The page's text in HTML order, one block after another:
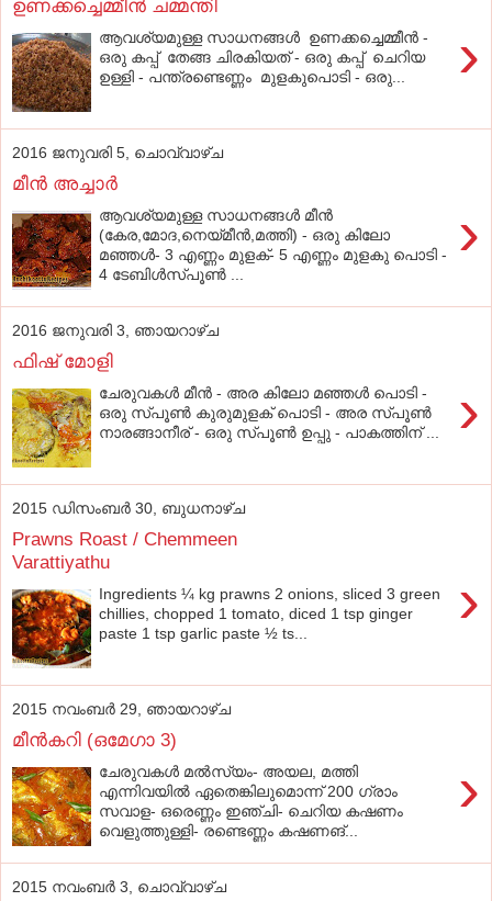
ഉണക്കച്ചെമ്മീന്‍ ചമ്മന്തി
›
ആവശ്യമുള്ള സാധനങ്ങള്‍ ഉണക്കച്ചെമ്മീന്‍ -
ഒരു കപ്പ്‌ തേങ്ങ ചിരകിയത്‌ - ഒരു കപ്പ്‌ ചെറിയ
ഉള്ളി - പന്ത്രണ്ടെണ്ണം മുളകുപൊടി - ഒരു...
2016 ജനുവരി 5, ചൊവ്വാഴ്ച
മീന്‍ അച്ചാര്‍
›
ആവശ്യമുള്ള സാധനങ്ങള്‍ മീന്‍
(കേര,മോദ,നെയ്‌മീന്‍,മത്തി) - ഒരു കിലോ
മഞ്ഞള്‍- 3 എണ്ണം മുളക്‌- 5 എണ്ണം മുളകു പൊടി -
4 ടേബിള്‍സ്‌പൂണ്‍ ...
2016 ജനുവരി 3, ഞായറാഴ്‌ച
ഫിഷ്‌ മോളി
›
ചേരുവകള്‍ മീന്‍ - അര കിലോ മഞ്ഞള്‍ പൊടി -
ഒരു സ്പൂണ്‍ കുരുമുളക് പൊടി - അര സ്പൂണ്‍
നാരങ്ങാനീര് - ഒരു സ്പൂണ്‍ ഉപ്പു - പാകത്തിന് ...
2015 ഡിസംബർ 30, ബുധനാഴ്‌ച
Prawns Roast / Chemmeen
Varattiyathu
›
Ingredients ¼ kg prawns 2 onions, sliced 3 green
chillies, chopped 1 tomato, diced 1 tsp ginger
paste 1 tsp garlic paste ½ ts...
2015 നവംബർ 29, ഞായറാഴ്‌ച
മീന്‍കറി (ഒമേഗാ 3)
›
ചേരുവകള്‍ മല്‍സ്യം- അയല, മത്തി
എന്നിവയില്‍ ഏതെങ്കിലുമൊന്ന് 200 ഗ്രാം
സവാള- ഒരെണ്ണം ഇഞ്ചി- ചെറിയ കഷണം
വെളുത്തുള്ളി- രണ്ടെണ്ണം കഷണങ്...
2015 നവംബർ 3, ചൊവ്വാഴ്ച